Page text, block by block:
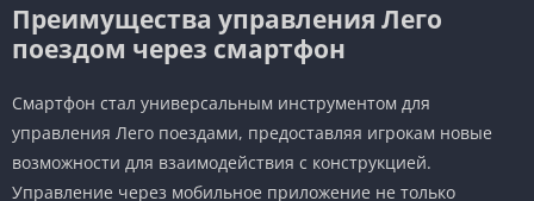
Преимущества управления Лего
поездом через смартфон
Смартфон стал универсальным инструментом для
управления Лего поездами, предоставляя игрокам новые
возможности для взаимодействия с конструкцией.
Управление через мобильное приложение не только